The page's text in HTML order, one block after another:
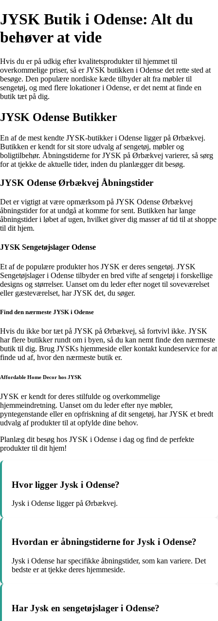
JYSK Butik i Odense: Alt du
behøver at vide
Hvis du er på udkig efter kvalitetsprodukter til hjemmet til
overkommelige priser, så er JYSK butikken i Odense det rette sted at
besøge. Den populære nordiske kæde tilbyder alt fra møbler til
sengetøj, og med flere lokationer i Odense, er det nemt at finde en
butik tæt på dig.
JYSK Odense Butikker
En af de mest kendte JYSK-butikker i Odense ligger på Ørbækvej.
Butikken er kendt for sit store udvalg af sengetøj, møbler og
boligtilbehør. Åbningstiderne for JYSK på Ørbækvej varierer, så sørg
for at tjekke de aktuelle tider, inden du planlægger dit besøg.
JYSK Odense Ørbækvej Åbningstider
Det er vigtigt at være opmærksom på JYSK Odense Ørbækvej
åbningstider for at undgå at komme for sent. Butikken har lange
åbningstider i løbet af ugen, hvilket giver dig masser af tid til at shoppe
til dit hjem.
JYSK Sengetøjslager Odense
Et af de populære produkter hos JYSK er deres sengetøj. JYSK
Sengetøjslager i Odense tilbyder en bred vifte af sengetøj i forskellige
designs og størrelser. Uanset om du leder efter noget til soveværelset
eller gæsteværelset, har JYSK det, du søger.
Find den nærmeste JYSK i Odense
Hvis du ikke bor tæt på JYSK på Ørbækvej, så fortvivl ikke. JYSK
har flere butikker rundt om i byen, så du kan nemt finde den nærmeste
butik til dig. Brug JYSKs hjemmeside eller kontakt kundeservice for at
finde ud af, hvor den nærmeste butik er.
Affordable Home Decor hos JYSK
JYSK er kendt for deres stilfulde og overkommelige
hjemmeindretning. Uanset om du leder efter nye møbler,
pyntegenstande eller en opfriskning af dit sengetøj, har JYSK et bredt
udvalg af produkter til at opfylde dine behov.
Planlæg dit besøg hos JYSK i Odense i dag og find de perfekte
produkter til dit hjem!
Hvor ligger Jysk i Odense?
Jysk i Odense ligger på Ørbækvej.
Hvordan er åbningstiderne for Jysk i Odense?
Jysk i Odense har specifikke åbningstider, som kan variere. Det
bedste er at tjekke deres hjemmeside.
Har Jysk en sengetøjslager i Odense?